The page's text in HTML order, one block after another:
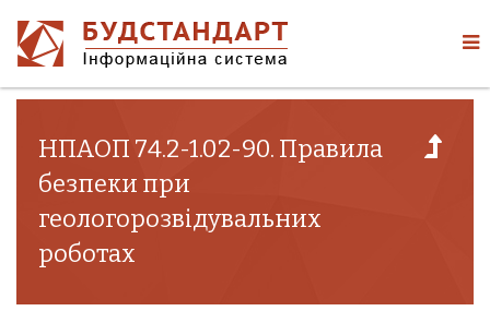
НПАОП 74.2-1.02-90. Правила
безпеки при
геологорозвідувальних
роботах